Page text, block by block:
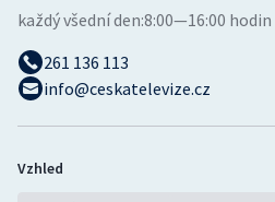
každý všední den:8:00—16:00 hodin
261 136 113
info@ceskatelevize.cz
Vzhled